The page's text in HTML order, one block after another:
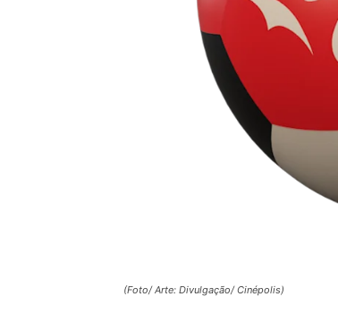
(Foto/ Arte: Divulgação/ Cinépolis)